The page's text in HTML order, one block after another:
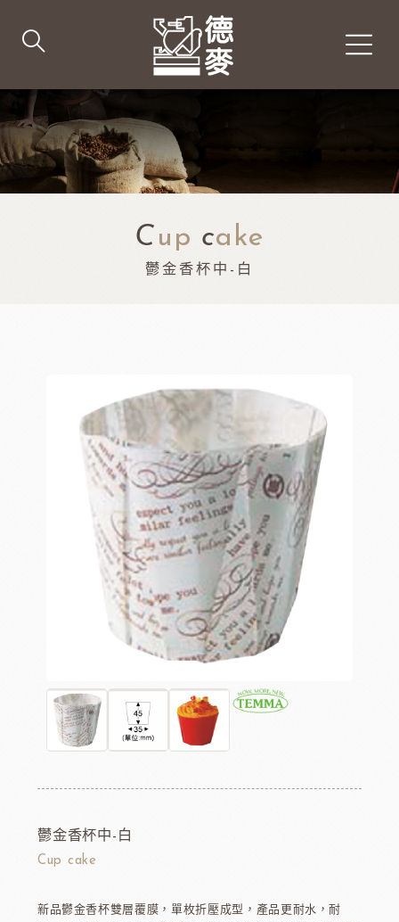
C up cake
鬱金香杯中-白
鬱金香杯中-白
Cup cake
新品鬱金香杯雙層覆膜，單枚折壓成型，產品更耐水，耐